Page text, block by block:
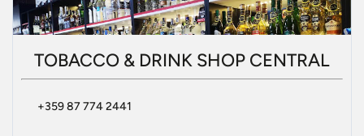
TOBACCO & DRINK SHOP CENTRAL
+359 87 774 2441